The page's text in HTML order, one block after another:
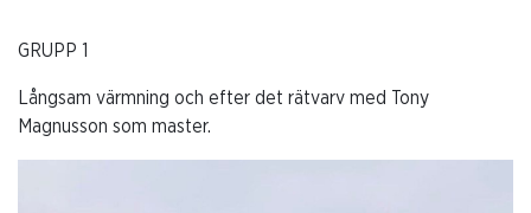
GRUPP 1
Långsam värmning och efter det rätvarv med Tony
Magnusson som master.